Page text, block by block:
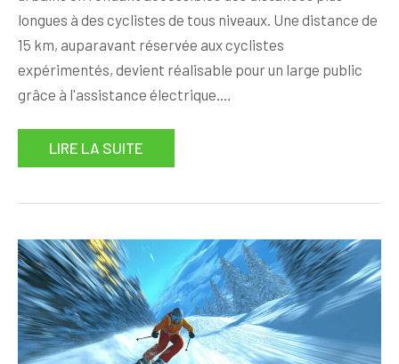
longues à des cyclistes de tous niveaux. Une distance de
15 km, auparavant réservée aux cyclistes
expérimentés, devient réalisable pour un large public
grâce à l'assistance électrique.…
LIRE LA SUITE